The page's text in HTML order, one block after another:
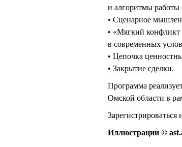
и алгоритмы работы
• Сценарное
• «Мягкий
в современных
• Цепочка
• Закрытие сделки.
Программа
Омской области в
Иллюстрации ©